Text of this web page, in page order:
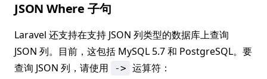
JSON Where 子句
Laravel 还支持在支持 JSON 列类型的数据库上查询
JSON 列。目前，这包括 MySQL 5.7 和 PostgreSQL。要
查询 JSON 列，请使用
-> 运算符：